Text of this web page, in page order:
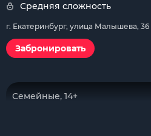
Средняя сложность
г. Екатеринбург, улица Малышева, 36
Забронировать
Семейные, 14+